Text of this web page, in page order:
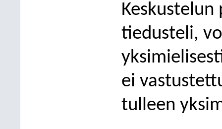
tiedusteli,
ei
tulleen